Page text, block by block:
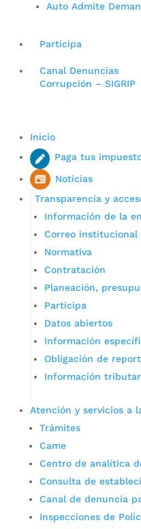
Auto Admite
Participa
Canal Denuncias
Corrupción – SIGRIP
Inicio
Paga tus
Noticias
Transparencia y
Información de la
Correo institucional
Normativa
Contratación
Planeación,
Participa
Datos abiertos
Información
Obligación de
Información
Atención y servicios a
Trámites
Came
Centro de analítica
Consulta de
Canal de denuncia
Inspecciones de